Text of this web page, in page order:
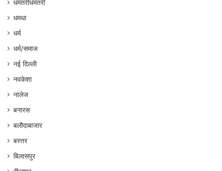
धमतरीधमतरी
धमधा
धर्म
धर्म/समाज
नई दिल्ली
नवकेशा
नालेज
बनारस
बलौदाबाजार
बस्तर
बिलासपुर